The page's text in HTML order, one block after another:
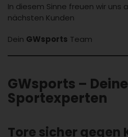
In diesem Sinne freuen wir uns
nächsten Kunden
Dein GWsports Team
GWsports – Deine
Sportexperten
Tore sicher gegen